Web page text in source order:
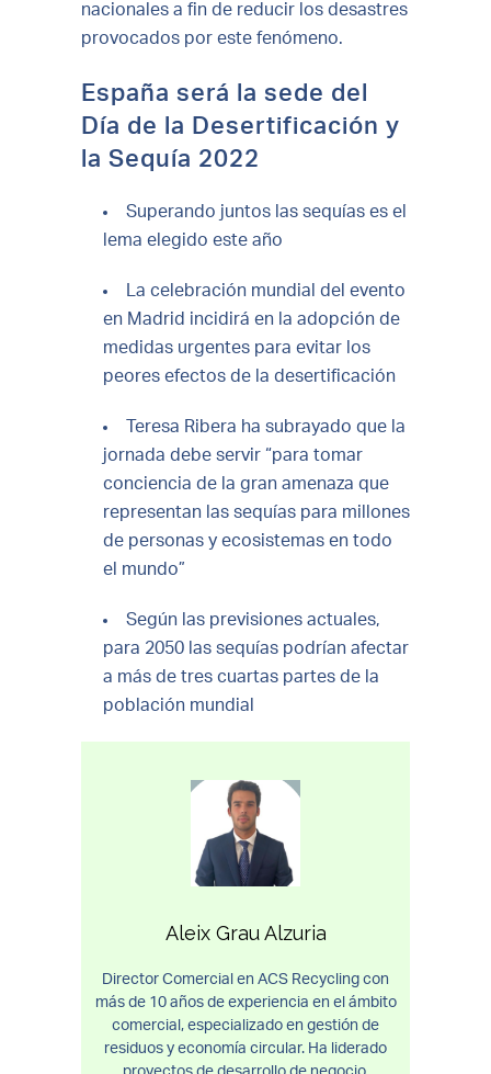
nacionales a fin de reducir los desastres
provocados por este fenómeno.
España será la sede del
Día de la Desertificación y
la Sequía 2022
Superando juntos las sequías es el
lema elegido este año
La celebración mundial del evento
en Madrid incidirá en la adopción de
medidas urgentes para evitar los
peores efectos de la desertificación
Teresa Ribera ha subrayado que la
jornada debe servir “para tomar
conciencia de la gran amenaza que
representan las sequías para millones
de personas y ecosistemas en todo
el mundo”
Según las previsiones actuales,
para 2050 las sequías podrían afectar
a más de tres cuartas partes de la
población mundial
Aleix Grau Alzuria
Director Comercial en ACS Recycling con
más de 10 años de experiencia en el ámbito
comercial, especializado en gestión de
residuos y economía circular. Ha liderado